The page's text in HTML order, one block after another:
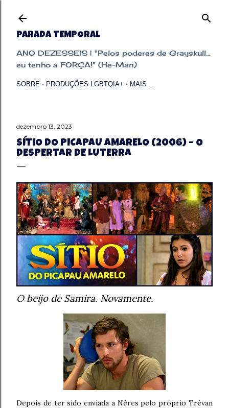
PARADA TEMPORAL
ANO DEZESSEIS | "Pelos poderes de Grayskull...
eu tenho a FORÇA!" (He-Man)
SOBRE PRODUÇÕES LGBTQIA+ MAIS…
dezembro 13, 2023
SÍTIO DO PICAPAU AMARELO (2006) – O
DESPERTAR DE LUTERRA
O beijo de Samira. Novamente.
Depois de ter sido enviada a Néres pelo próprio Trévan